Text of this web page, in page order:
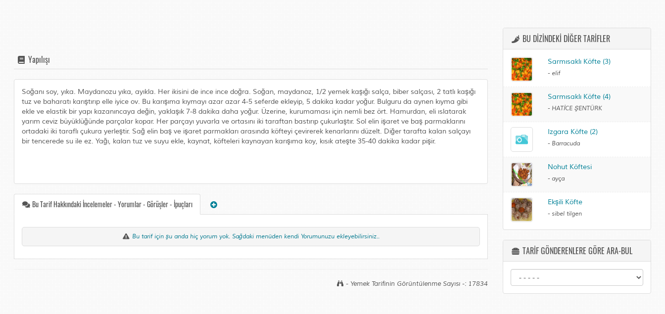
Yapılışı
Soğanı soy, yıka. Maydanozu yıka, ayıkla. Her ikisini de ince ince doğra. Soğan, maydanoz, 1/2 yemek kaşığı salça, biber salçası, 2 tatlı kaşığı
tuz ve baharatı karıştırıp elle iyice ov. Bu karışıma kıymayı azar azar 4-5 seferde ekleyip, 5 dakika kadar yoğur. Bulguru da aynen kıyma gibi
ekle ve elastik bir yapı kazanıncaya değin, yaklaşık 7-8 dakika daha yoğur. Üzerine, kurumaması için nemli bez ört. Hamurdan, eli ıslatarak
yarım ceviz büyüklüğünde parçalar kopar. Her parçayı yuvarla ve ortasını iki taraftan bastırıp çukurlaştır. Sol elin işaret ve baş parmaklarını
ortadaki iki taraflı çukura yerleştir. Sağ elin baş ve işaret parmakları arasında köfteyi çevirerek kenarlarını düzelt. Diğer tarafta kalan salçayı
bir tencerede su ile ez. Yağı, kalan tuz ve suyu ekle, kaynat, köfteleri kaynayan karışıma koy, kısık ateşte 35-40 dakika kadar pişir.
Bu Tarif Hakkındaki İncelemeler - Yorumlar - Görüşler - İpuçları
Bu tarif için şu anda hiç yorum yok. Sağdaki menüden kendi Yorumunuzu ekleyebilirsiniz..
- Yemek Tarifinin Görüntülenme Sayısı -: 17834
BU DİZİNDEKİ DİĞER TARİFLER
Sarmısaklı Köfte (3)
- elif
Sarmısaklı Köfte (4)
- HATİCE ŞENTÜRK
Izgara Köfte (2)
- Barracuda
Nohut Köftesi
- ayça
Ekşili Köfte
- sibel tilgen
TARİF GÖNDERENLERE GÖRE ARA-BUL